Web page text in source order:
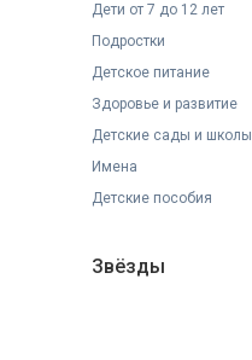
Дети от 7 до 12 лет
Подростки
Детское питание
Здоровье и развитие
Детские сады и школы
Имена
Детские пособия
Звёзды